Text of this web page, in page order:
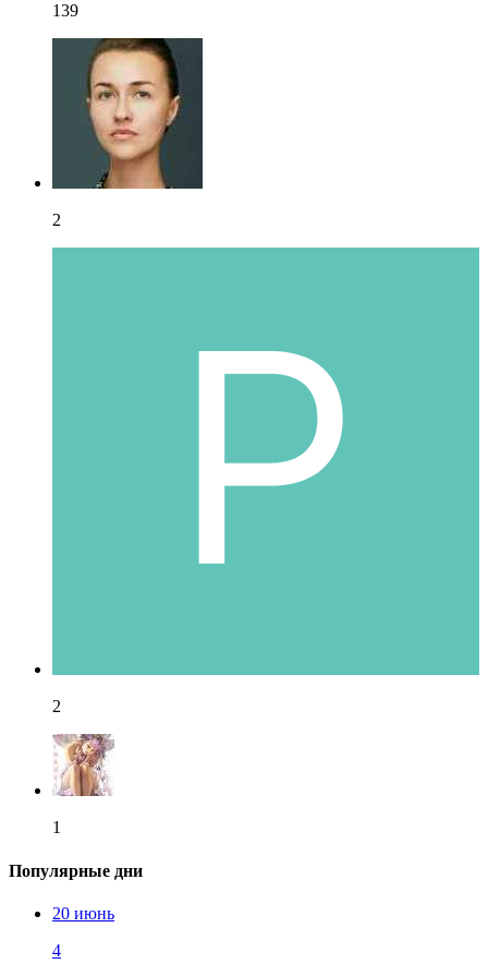
139
2
2
1
Популярные дни
20 июнь
4